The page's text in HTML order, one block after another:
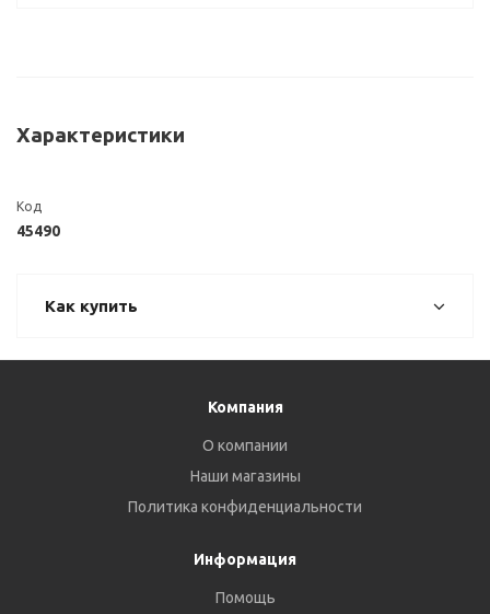
Характеристики
Код
45490
Как купить
Компания
О компании
Наши магазины
Политика конфиденциальности
Информация
Помощь